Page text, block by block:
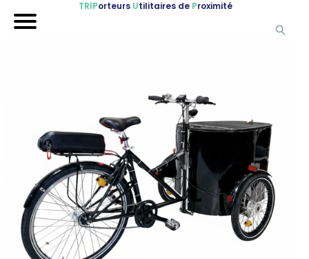
TRIPorteurs Utilitaires de Proximité
Sur-mesure
Mariages
Blog
FAQ
A propos
Contactez-nous !